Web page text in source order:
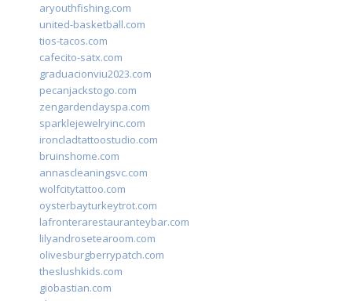
aryouthfishing.com
united-basketball.com
tios-tacos.com
cafecito-satx.com
graduacionviu2023.com
pecanjackstogo.com
zengardendayspa.com
sparklejewelryinc.com
ironcladtattoostudio.com
bruinshome.com
annascleaningsvc.com
wolfcitytattoo.com
oysterbayturkeytrot.com
lafronterarestauranteybar.com
lilyandrosetearoom.com
olivesburgberrypatch.com
theslushkids.com
giobastian.com